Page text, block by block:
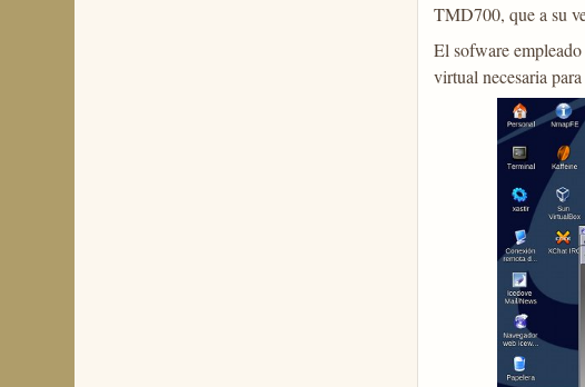
TMD700, que a su
El sofware empleado
virtual necesaria